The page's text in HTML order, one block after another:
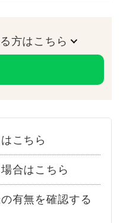
方はこちら
こちら
合はこちら
有無を確認する